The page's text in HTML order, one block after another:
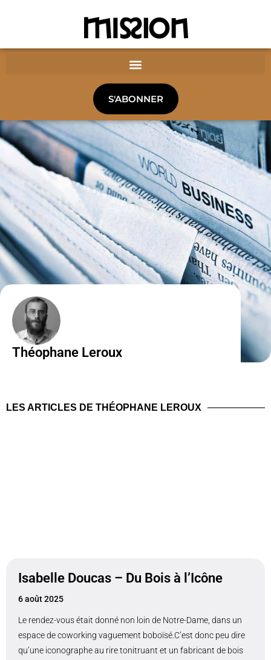
S'ABONNER
Théophane Leroux
LES ARTICLES DE THÉOPHANE LEROUX
Isabelle Doucas – Du Bois à l’Icône
6 août 2025
Le rendez-vous était donné non loin de Notre-Dame, dans un
espace de coworking vaguement boboïsé.C’est donc peu dire
qu’une iconographe au rire tonitruant et un fabricant de bois